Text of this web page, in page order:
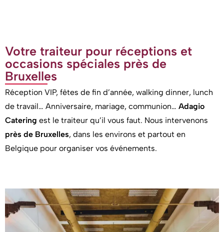
Votre traiteur pour réceptions et
occasions spéciales près de
Bruxelles
Réception VIP, fêtes de fin d’année, walking dinner, lunch
de travail… Anniversaire, mariage, communion… Adagio
Catering est le traiteur qu’il vous faut. Nous intervenons
près de Bruxelles, dans les environs et partout en
Belgique pour organiser vos événements.